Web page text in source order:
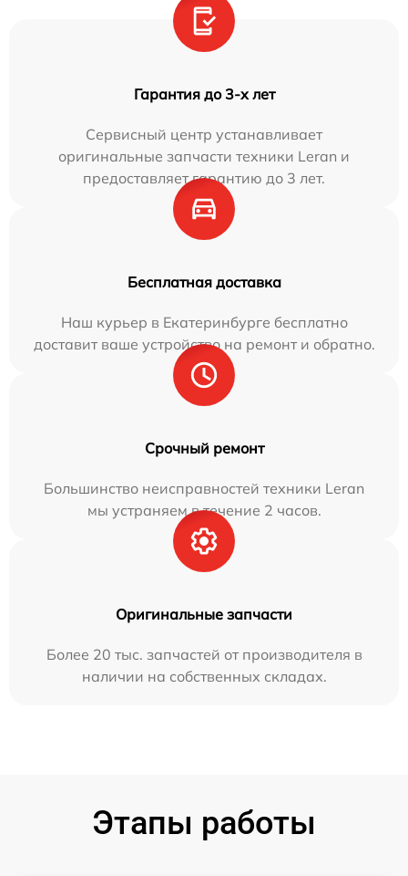
Гарантия до 3-х лет
Сервисный центр устанавливает
оригинальные запчасти техники Leran и
предоставляет гарантию до 3 лет.
Бесплатная доставка
Наш курьер в Екатеринбурге бесплатно
доставит ваше устройство на ремонт и обратно.
Срочный ремонт
Большинство неисправностей техники Leran
мы устраняем в течение 2 часов.
Оригинальные запчасти
Более 20 тыс. запчастей от производителя в
наличии на собственных складах.
Этапы работы